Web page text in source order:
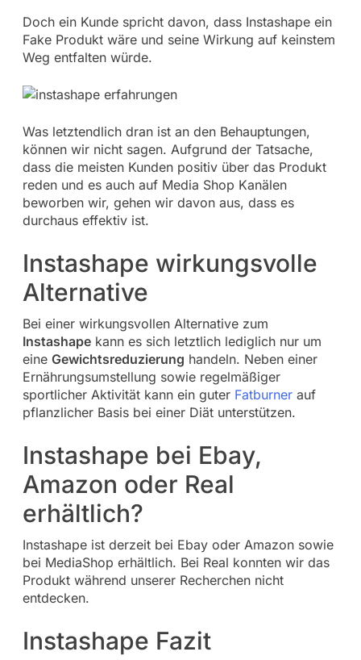
Doch ein Kunde spricht davon, dass Instashape ein
Fake Produkt wäre und seine Wirkung auf keinstem
Weg entfalten würde.
Was letztendlich dran ist an den Behauptungen,
können wir nicht sagen. Aufgrund der Tatsache,
dass die meisten Kunden positiv über das Produkt
reden und es auch auf Media Shop Kanälen
beworben wir, gehen wir davon aus, dass es
durchaus effektiv ist.
Instashape wirkungsvolle
Alternative
Bei einer wirkungsvollen Alternative zum
Instashapekann es sich letztlich lediglich nur um
eine Gewichtsreduzierung handeln. Neben einer
Ernährungsumstellung sowie regelmäßiger
sportlicher Aktivität kann ein guter Fatburnerauf
pflanzlicher Basis bei einer Diät unterstützen.
Instashape bei Ebay,
Amazon oder Real
erhältlich?
Instashape ist derzeit bei Ebay oder Amazon sowie
bei MediaShop erhältlich. Bei Real konnten wir das
Produkt während unserer Recherchen nicht
entdecken.
Instashape Fazit